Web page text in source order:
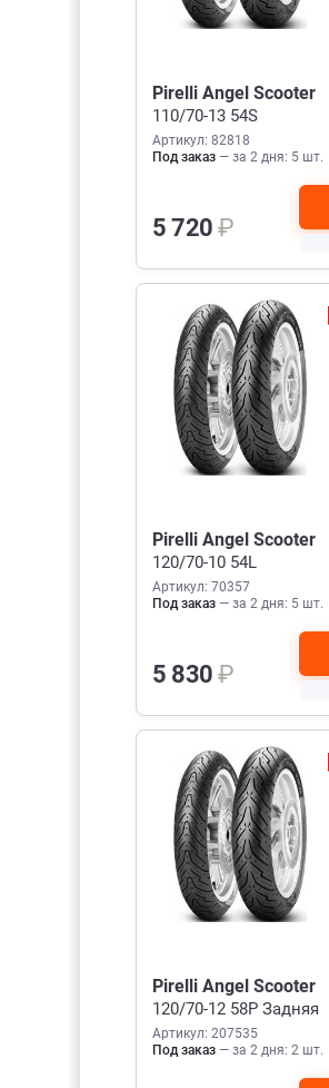
Pirelli Angel Scooter
110/70-13 54S
Артикул: 82818
Под заказ — за 2 дня: 5 шт.
5 720₽
Pirelli Angel Scooter
120/70-10 54L
Артикул: 70357
Под заказ — за 2 дня: 5 шт.
5 830₽
Pirelli Angel Scooter
120/70-12 58P Задняя
Артикул: 207535
Под заказ — за 2 дня: 2 шт.